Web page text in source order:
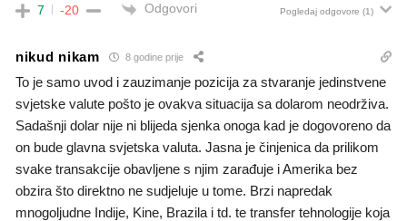
7 -20 Odgovori Pogledaj odgovore (1)
nikud nikam 8 godine prije
To je samo uvod i zauzimanje pozicija za stvaranje jedinstvene
svjetske valute pošto je ovakva situacija sa dolarom neodrživa.
Sadašnji dolar nije ni blijeda sjenka onoga kad je dogovoreno da
on bude glavna svjetska valuta. Jasna je činjenica da prilikom
svake transakcije obavljene s njim zarađuje i Amerika bez
obzira što direktno ne sudjeluje u tome. Brzi napredak
mnogoljudne Indije, Kine, Brazila i td. te transfer tehnologije koja